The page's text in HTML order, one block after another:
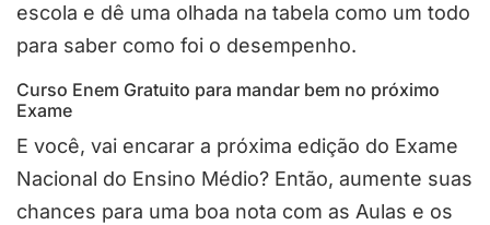
escola e dê uma olhada na tabela como um todo
para saber como foi o desempenho.
Curso Enem Gratuito para mandar bem no próximo
Exame
E você, vai encarar a próxima edição do Exame
Nacional do Ensino Médio? Então, aumente suas
chances para uma boa nota com as Aulas e os